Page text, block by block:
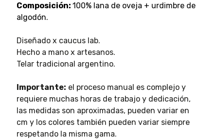
Composición: 100% lana de oveja + urdimbre de
algodón.
Diseñado x caucus lab.
Hecho a mano x artesanos.
Telar tradicional argentino.
Importante: el proceso manual es complejo y
requiere muchas horas de trabajo y dedicación,
las medidas son aproximadas, pueden variar en
cm y los colores también pueden variar siempre
respetando la misma gama.